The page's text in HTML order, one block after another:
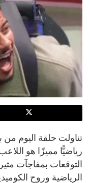
تناولت حلقة اليوم من
رياضيًّا مميزًا هو
التوقعات بمفاجآت
الرياضية وروح